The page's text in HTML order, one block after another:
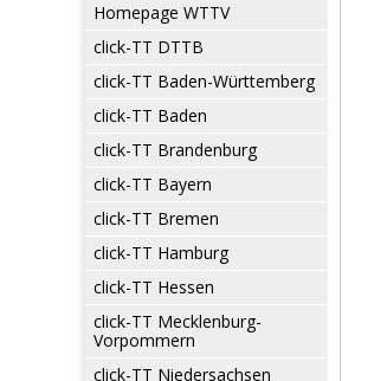
Homepage WTTV
click-TT DTTB
click-TT Baden-Württemberg
click-TT Baden
click-TT Brandenburg
click-TT Bayern
click-TT Bremen
click-TT Hamburg
click-TT Hessen
click-TT Mecklenburg-
Vorpommern
click-TT Niedersachsen